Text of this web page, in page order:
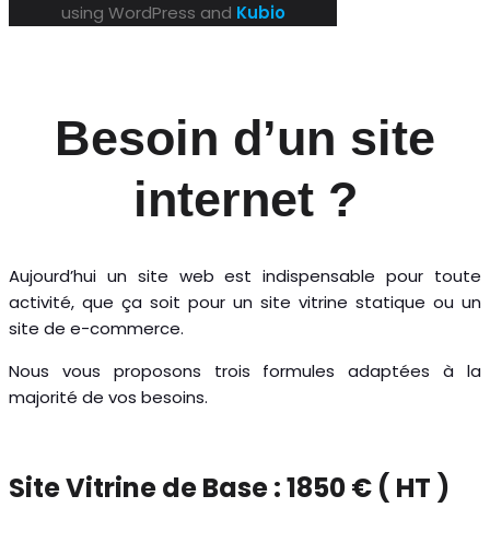
using WordPress and Kubio
Besoin d’un site
internet ?
Aujourd’hui un site web est indispensable pour toute
activité, que ça soit pour un site vitrine statique ou un
site de e-commerce.
Nous vous proposons trois formules adaptées à la
majorité de vos besoins.
Site Vitrine de Base : 1850 € ( HT )